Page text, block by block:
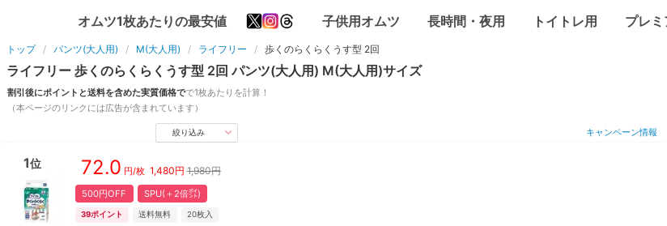
オムツ1枚あたりの最安値 子供用オムツ 長時間・夜用 トイトレ用 プレ
トップ パンツ(大人用) M(大人用) ライフリー 歩くのらくらくうす型 2回
ライフリー 歩くのらくらくうす型 2回 パンツ(大人用) M(大人用)サイズ
割引後にポイントと送料を含めた実質価格でで1枚あたりを計算！
（本ページのリンクには広告が含まれています）
絞り込み キャンペーン情報
1位 72.0 円/枚 1,480円 1,980円
500円OFF SPU(＋2倍㌽)
39ポイント 送料無料 20枚入